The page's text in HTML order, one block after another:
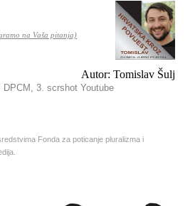
na Vaša pitanja)
Autor: Tomislav Šulj
DPCM, 3. scrshot Youtube
Fonda za poticanje pluralizma i